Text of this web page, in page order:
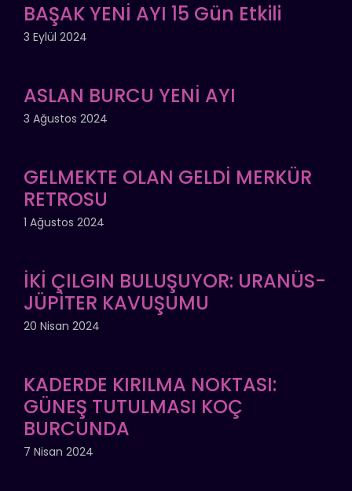
BAŞAK YENİ AYI 15 Gün Etkili
3 Eylül 2024
ASLAN BURCU YENİ AYI
3 Ağustos 2024
GELMEKTE OLAN GELDİ MERKÜR
RETROSU
1 Ağustos 2024
İKİ ÇILGIN BULUŞUYOR: URANÜS-
JÜPİTER KAVUŞUMU
20 Nisan 2024
KADERDE KIRILMA NOKTASI:
GÜNEŞ TUTULMASI KOÇ
BURCUNDA
7 Nisan 2024